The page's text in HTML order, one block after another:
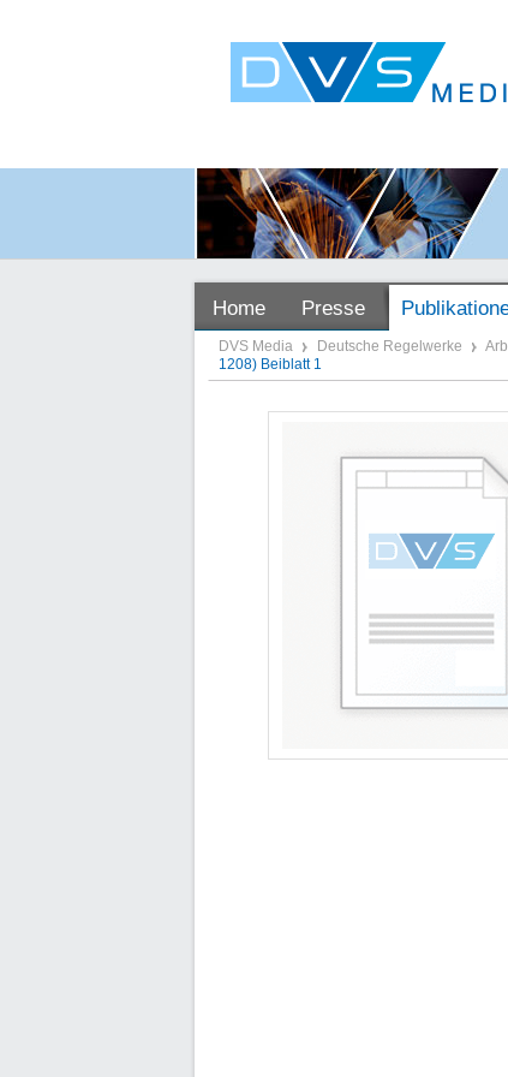
Home Presse
DVS Media Deutsche Regelwerke
1208) Beiblatt 1